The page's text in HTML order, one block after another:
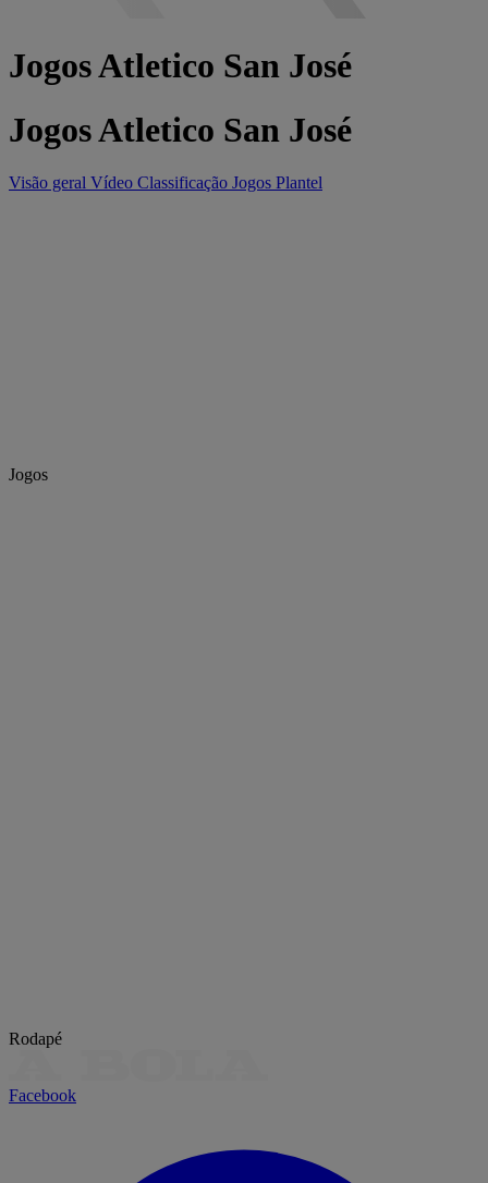
Jogos Atletico San José
Jogos Atletico San José
Visão geral Vídeo Classificação Jogos Plantel
Jogos
Rodapé
Facebook